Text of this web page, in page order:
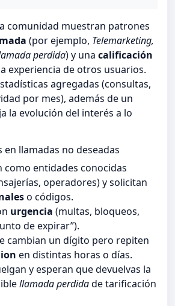
comunidad muestran patrones
(por ejemplo, Telemarketing,
perdida) y una calificación
experiencia de otros usuarios.
agregadas (consultas,
por mes), además de un
la evolución del interés a lo
en llamadas no deseadas
como entidades conocidas
operadores) y solicitan
o códigos.
urgencia (multas, bloqueos,
de expirar”).
cambian un dígito pero repiten
en distintas horas o días.
y esperan que devuelvas la
llamada perdidade tarificación